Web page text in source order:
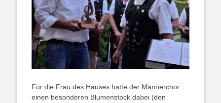
Für die Frau des Hauses hatte der Männerchor
einen besonderen Blumenstock dabei (den